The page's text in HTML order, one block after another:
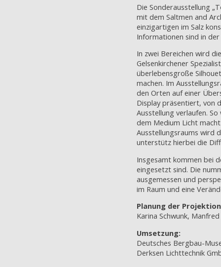
Die Sonderausstellung
mit dem Saltmen and
einzigartigen im Salz
Informationen sind in
In zwei Bereichen wird
Gelsenkirchener
überlebensgroße
machen. Im
den Orten auf einer
Display präsentiert, von
Ausstellung verlaufen.
dem Medium Licht
Ausstellungsraums wird
unterstütz hierbei die
Insgesamt kommen bei
eingesetzt sind. Die
ausgemessen und
im Raum und eine
Planung der
Karina Schwunk,
Umsetzung:
Deutsches Bergbau-
Derksen Lichttechnik